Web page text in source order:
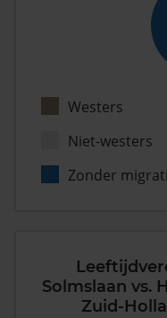
Westers
Niet-westers
Zonder
Solmslaan vs.
Zuid-